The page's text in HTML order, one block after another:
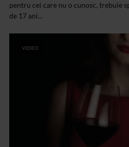
pentru cei care nu o cunosc, trebuie
de 17 ani...
VIDEO